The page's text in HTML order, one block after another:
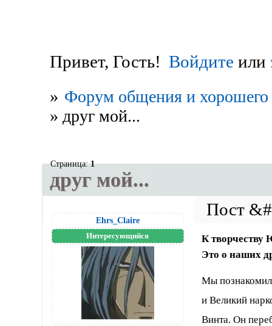
Привет, Гость! Войдите или
» Форум общения и хорошего
» друг мой...
друг мой...
Страница:1
Ehrs_Claire
Интересующийся
К творчеству
Это о наших
Мы
и Великий
Винта. Он